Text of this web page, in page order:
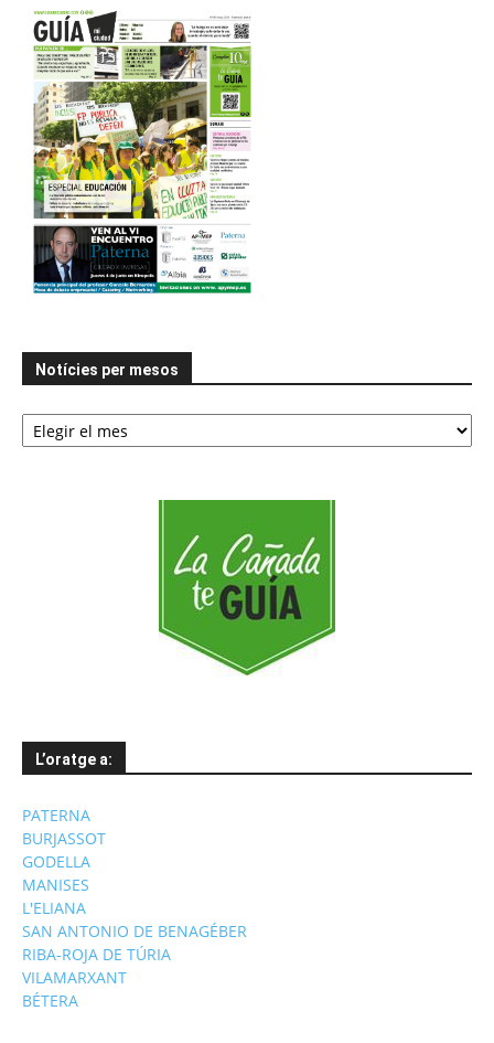
Notícies per mesos
Notícies
per
L’oratge a:
PATERNA
BURJASSOT
GODELLA
MANISES
L'ELIANA
SAN ANTONIO DE BENAGÉBER
RIBA-ROJA DE TÚRIA
VILAMARXANT
BÉTERA